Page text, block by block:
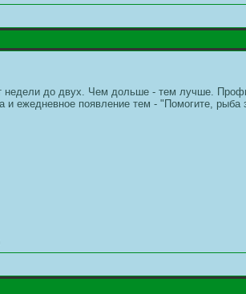
недели до двух. Чем дольше - тем лучше.
ежедневное появление тем - "Помогите, рыба